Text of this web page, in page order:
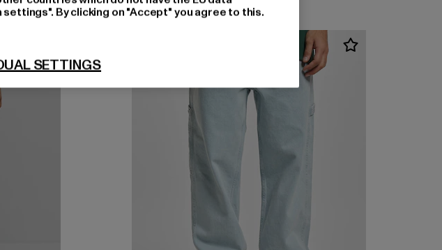
By clicking on "Accept" you agree to this.
SETTINGS